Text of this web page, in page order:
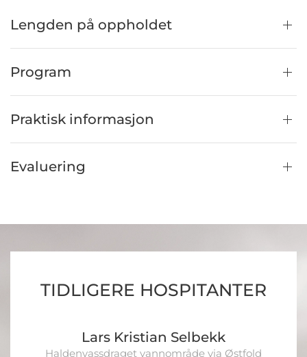
Lengden på oppholdet
Program
Praktisk informasjon
Evaluering
TIDLIGERE HOSPITANTER
Lars Kristian Selbekk
Haldenvassdraget vannområde via Østfold